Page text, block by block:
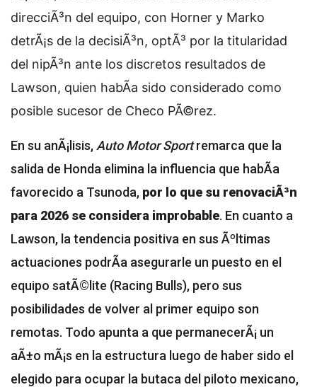
direcciÃ³n del equipo, con Horner y Marko
detrÃ¡s de la decisiÃ³n, optÃ³ por la titularidad
del nipÃ³n ante los discretos resultados de
Lawson, quien habÃ­a sido considerado como
posible sucesor de Checo PÃ©rez.
En su anÃ¡lisis, Auto Motor Sportremarca que la
salida de Honda elimina la influencia que habÃ­a
favorecido a Tsunoda, por lo que su renovaciÃ³n
para 2026 se considera improbable. En cuanto a
Lawson, la tendencia positiva en sus Ãºltimas
actuaciones podrÃ­a asegurarle un puesto en el
equipo satÃ©lite (Racing Bulls), pero sus
posibilidades de volver al primer equipo son
remotas. Todo apunta a que permanecerÃ¡ un
aÃ±o mÃ¡s en la estructura luego de haber sido el
elegido para ocupar la butaca del piloto mexicano,